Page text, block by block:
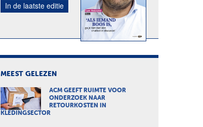
In de laatste editie
MEEST GELEZEN
ACM GEEFT RUIMTE VOOR
ONDERZOEK NAAR
RETOURKOSTEN IN
KLEDINGSECTOR